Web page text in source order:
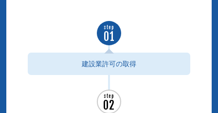
建設業許可の取得
step
01
step
02